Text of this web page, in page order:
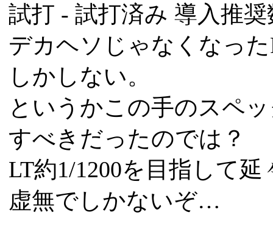
試打 - 試打済み 導入推
デカヘソじゃなくなっ
しかしない。
というかこの手のスペ
すべきだったのでは？
LT約1/1200を目指して
虚無でしかないぞ…